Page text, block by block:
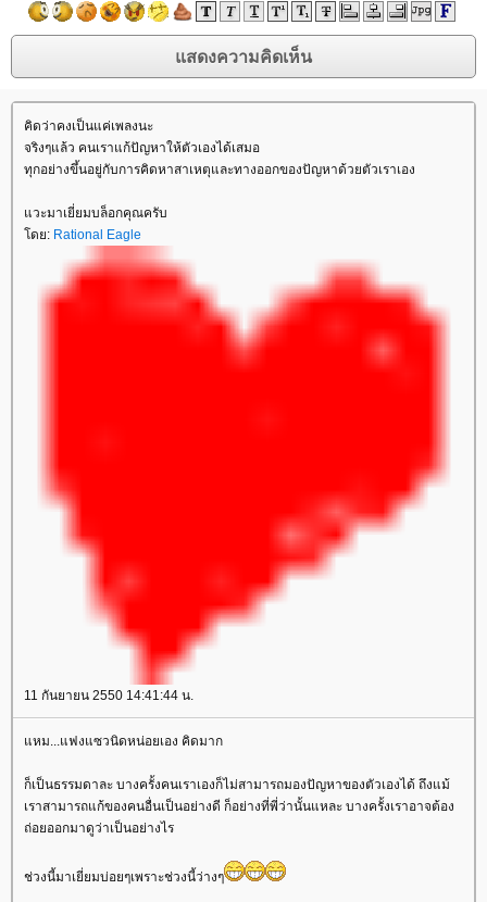
คิดว่าคงเป็นแค่เพลงนะ
จริงๆแล้ว คนเราแก้ปัญหาให้ตัวเองได้เสมอ
ทุกอย่างขึ้นอยู่กับการคิดหาสาเหตุและทางออกของปัญหาด้วยตัวเราเอง
วะมาเยี่ยมบล็อกคุณครับ
ดย: Rational Eagle
11 กันยายน 2550 14:41:44 น.
หม...แฟงแซวนิดหน่อยเอง คิดมาก
ก็เป็นธรรมดาละ บางครั้งคนเราเองก็ไม่สามารถมองปัญหาของตัวเองได้ ถึงแม้
เราสามารถแก้ของคนอื่นเป็นอย่างดี ก็อย่างที่พี่ว่านั้นแหละ บางครั้งเราอาจต้อง
ถ่อยออกมาดูว่าเป็นอย่างไร
ช่วงนี้มาเยี่ยมบ่อยๆเพราะช่วงนี้ว่างๆ